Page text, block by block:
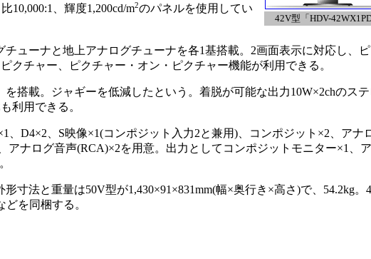
42V型「HDV-42WX1PD
10,000:1、輝度1,200cd/m2のパネルを使用してい
ューナと地上アナログチューナを各1基搭載。2画面表示に対応し、
クチャー、ピクチャー・オン・ピクチャー機能が利用できる。
搭載。ジャギーを低減したという。着脱が可能な出力10W×2chのス
利用できる。
D4×2、S映像×1(コンポジット入力2と兼用)、コンポジット×2、アナ
アナログ音声(RCA)×2を用意。出力としてコンポジットモニター×1、
寸法と重量は50V型が1,430×91×831mm(幅×奥行き×高さ)で、54.2kg。
どを同梱する。